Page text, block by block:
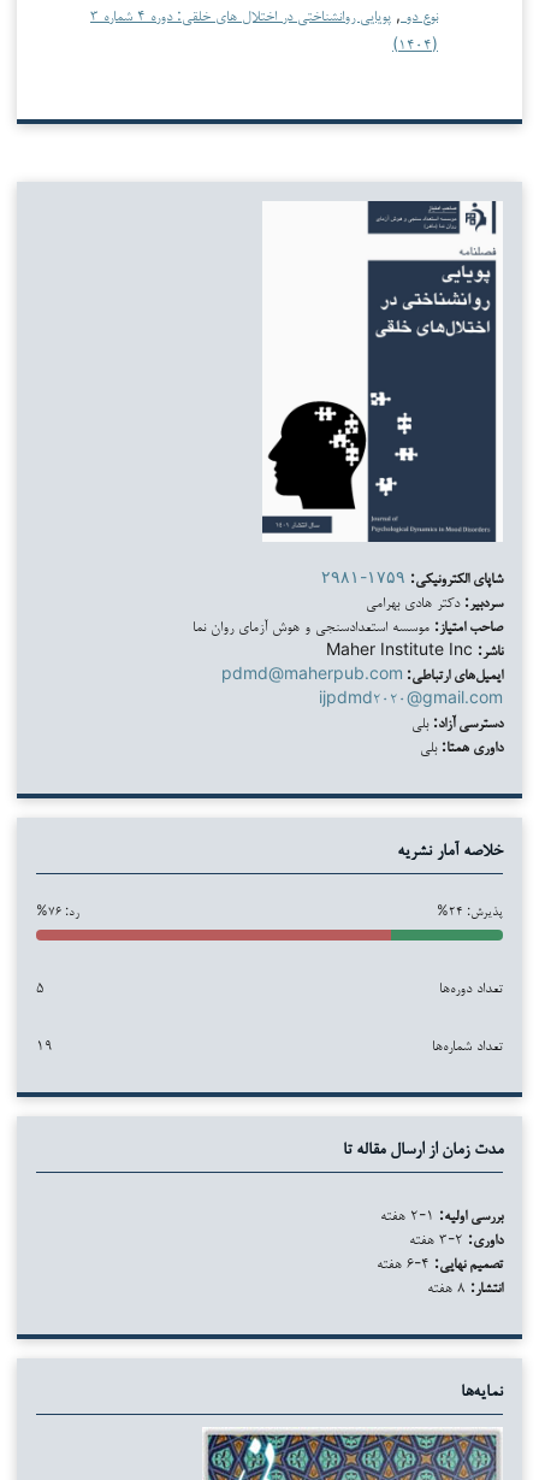
نوع دو ,
پویایی روانشناختی در اختلال های خلقی: دوره ۴ شماره ۳
(۱۴۰۴)
شاپای الکترونیکی: ۲۹۸۱-۱۷۵۹
سردبیر: دکتر هادی بهرامی
صاحب امتیاز: موسسه استعدادسنجی و هوش آزمای روان نما
ناشر:
ایمیل‌های ارتباطی: pdmd@maherpub.com
ijpdmd۲۰۲۰@gmail.com
دسترسی آزاد: بلی
داوری همتا: بلی
خلاصه آمار نشریه
پذیرش: ۲۴% رد: ۷۶%
تعداد دوره‌ها ۵
تعداد شماره‌ها ۱۹
مدت زمان از ارسال مقاله تا
بررسی اولیه:
داوری:
تصمیم نهایی:
انتشار:
نمایه‌ها